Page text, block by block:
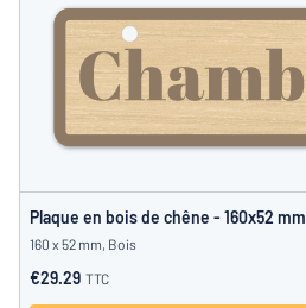
Plaque en bois de chêne - 160x52 mm
160 x 52 mm, Bois
€29.29 TTC